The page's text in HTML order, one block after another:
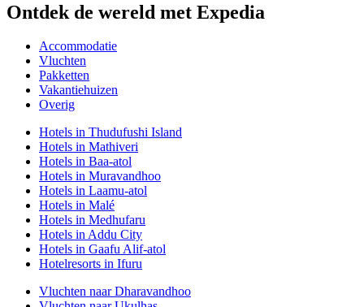
Ontdek de wereld met Expedia
Accommodatie
Vluchten
Pakketten
Vakantiehuizen
Overig
Hotels in Thudufushi Island
Hotels in Mathiveri
Hotels in Baa-atol
Hotels in Muravandhoo
Hotels in Laamu-atol
Hotels in Malé
Hotels in Medhufaru
Hotels in Addu City
Hotels in Gaafu Alif-atol
Hotelresorts in Ifuru
Vluchten naar Dharavandhoo